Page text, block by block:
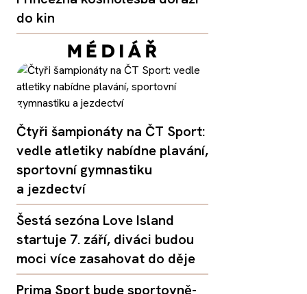
do kin
Čtyři šampionáty na ČT Sport:
vedle atletiky nabídne plavání,
sportovní gymnastiku
a jezdectví
Šestá sezóna Love Island
startuje 7. září, diváci budou
moci více zasahovat do děje
Prima Sport bude sportovně-